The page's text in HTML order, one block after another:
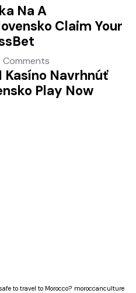
Na A
Claim Your
Comments
Kasíno Navrhnúť
Play Now
to travel to Morocco? moroccanculture